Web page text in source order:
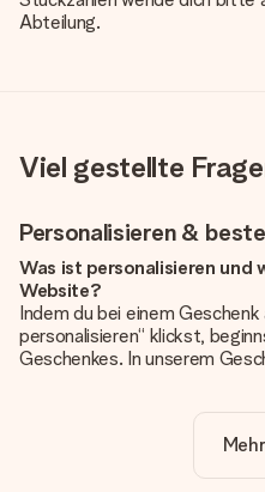
Abteilung.
Viel gestellte
Personalisieren &
Was ist personalisieren
Website?
Indem du bei einem
personalisieren“ klickst,
Geschenkes. In unserem
noch eines unserer
Geschenk die perfekte